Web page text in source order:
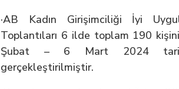
·AB Kadın Girişimciliği İyi
Toplantıları 6 ilde toplam 190
Şubat – 6 Mart 2024
gerçekleştirilmiştir.